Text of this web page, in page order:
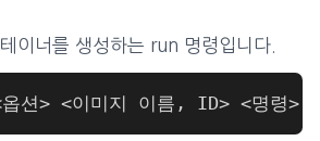
이너를 생성하는 run 명령입니다.